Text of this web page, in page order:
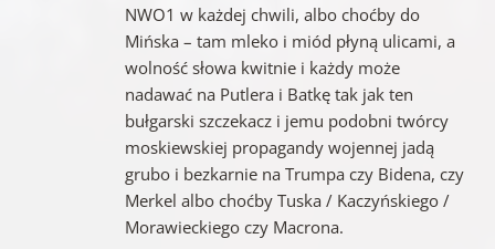
NWO1 w każdej chwili, albo choćby do
Mińska – tam mleko i miód płyną ulicami, a
wolność słowa kwitnie i każdy może
nadawać na Putlera i Batkę tak jak ten
bułgarski szczekacz i jemu podobni twórcy
moskiewskiej propagandy wojennej jadą
grubo i bezkarnie na Trumpa czy Bidena, czy
Merkel albo choćby Tuska / Kaczyńskiego /
Morawieckiego czy Macrona.